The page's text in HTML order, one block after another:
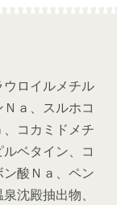
ロイルメチル
ａ、スルホコ
コカミドメチ
ベタイン、コ
酸Ｎａ、ペン
沈殿抽出物、